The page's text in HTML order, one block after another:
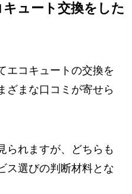
ュート交換をした
エコキュートの交換を
ざまな口コミが寄せら
られますが、どちらも
ス選びの判断材料とな